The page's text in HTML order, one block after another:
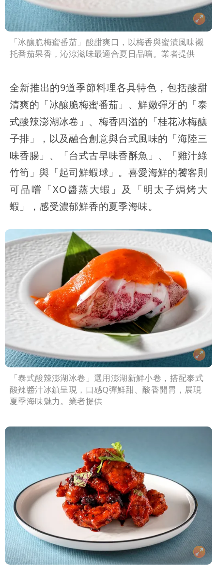
「冰釀脆梅蜜番茄」酸甜爽口，以梅香與蜜漬風味襯
托番茄果香，沁涼滋味最適合夏日品嚐。業者提供
全新推出的9道季節料理各具特色，包括酸甜
清爽的「冰釀脆梅蜜番茄」、鮮嫩彈牙的「泰
式酸辣澎湖冰卷」、梅香四溢的「桂花冰梅釀
子排」，以及融合創意與台式風味的「海陸三
味香腸」、「台式古早味香酥魚」、「雞汁綠
竹筍」與「起司鮮蝦球」。喜愛海鮮的饕客則
可品嚐「XO醬蒸大蝦」及「明太子焗烤大
蝦」，感受濃郁鮮香的夏季海味。
「泰式酸辣澎湖冰卷」選用澎湖新鮮小卷，搭配泰式
酸辣醬汁冰鎮呈現，口感Q彈鮮甜、酸香開胃，展現
夏季海味魅力。業者提供